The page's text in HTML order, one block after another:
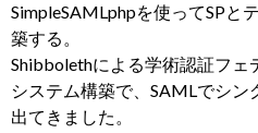
SimpleSAMLphpを使ってSPと
築する。
Shibbolethによる学術認証フェ
システム構築で、SAMLでシ
出てきました。